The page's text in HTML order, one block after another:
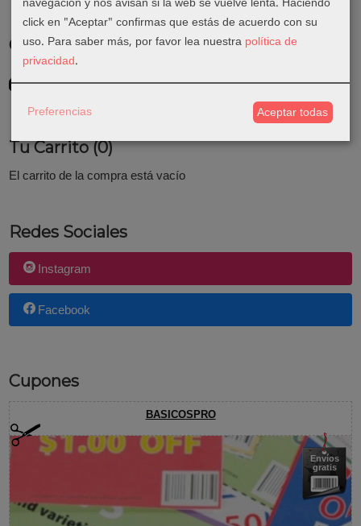
Costes de Envío
Tu Carrito (0)
El carrito de la compra está vacío
Redes Sociales
Instagram
Facebook
Cupones
BASICOSPRO
Envíos
gratis
click en "Aceptar" confirmas que estás de acuerdo con su
uso. Para saber más, por favor lea nuestra política de
privacidad.
Preferencias Aceptar todas